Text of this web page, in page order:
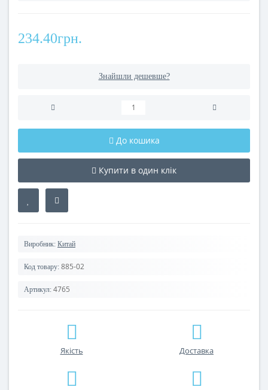
234.40грн.
Знайшли дешевше?
До кошика
Купити в один клік
Виробник: Китай
Код товару: 885-02
Артикул: 4765
Якість Доставка